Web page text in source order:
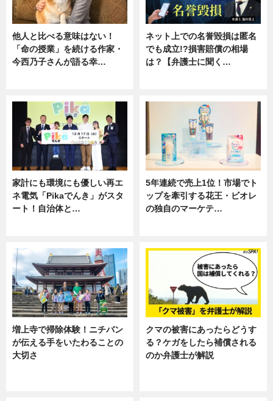
他人と比べる意味はない！
「命の授業」を続ける作家・
今西乃子さんが語る幸…
ネット上での名誉毀損は匿名
でも成立!?損害賠償の相場
は？【弁護士に聞く…
家計にも環境にも優しい再エ
ネ電気「Pikaでんき」がスタ
ート！自治体と…
5年連続で売上1位！市場でト
ップを牽引する花王・ビオレ
の独自のマーケテ…
増上寺で掃除体験！ニチバン
が伝える手をいたわることの
大切さ
クマの被害にあったらどうす
る？ケガをしたら補償される
のか弁護士が解説